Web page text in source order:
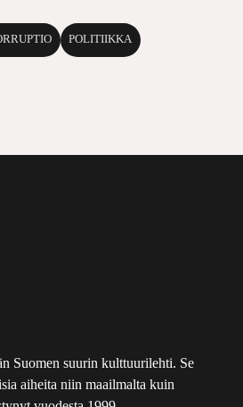
POLITIIKKA
Suomen suurin kulttuurilehti. Se
aiheita niin maailmalta kuin